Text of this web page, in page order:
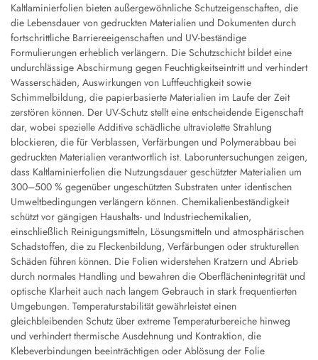
Kaltlaminierfolien bieten außergewöhnliche Schutzeigenschaften, die
die Lebensdauer von gedruckten Materialien und Dokumenten durch
fortschrittliche Barriereeigenschaften und UV-beständige
Formulierungen erheblich verlängern. Die Schutzschicht bildet eine
undurchlässige Abschirmung gegen Feuchtigkeitseintritt und verhindert
Wasserschäden, Auswirkungen von Luftfeuchtigkeit sowie
Schimmelbildung, die papierbasierte Materialien im Laufe der Zeit
zerstören können. Der UV-Schutz stellt eine entscheidende Eigenschaft
dar, wobei spezielle Additive schädliche ultraviolette Strahlung
blockieren, die für Verblassen, Verfärbungen und Polymerabbau bei
gedruckten Materialien verantwortlich ist. Laboruntersuchungen zeigen,
dass Kaltlaminierfolien die Nutzungsdauer geschützter Materialien um
300–500 % gegenüber ungeschützten Substraten unter identischen
Umweltbedingungen verlängern können. Chemikalienbeständigkeit
schützt vor gängigen Haushalts- und Industriechemikalien,
einschließlich Reinigungsmitteln, Lösungsmitteln und atmosphärischen
Schadstoffen, die zu Fleckenbildung, Verfärbungen oder strukturellen
Schäden führen können. Die Folien widerstehen Kratzern und Abrieb
durch normales Handling und bewahren die Oberflächenintegrität und
optische Klarheit auch nach langem Gebrauch in stark frequentierten
Umgebungen. Temperaturstabilität gewährleistet einen
gleichbleibenden Schutz über extreme Temperaturbereiche hinweg
und verhindert thermische Ausdehnung und Kontraktion, die
Klebeverbindungen beeinträchtigen oder Ablösung der Folie